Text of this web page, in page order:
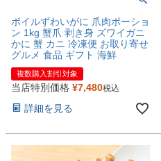
ボイルずわいがに 爪肉ポーショ
ン 1kg 蟹爪 剥き身 ズワイガニ
かに 蟹 カニ 冷凍便 お取り寄せ
グルメ 食品 ギフト 海鮮
複数購入割引対象
当店特別価格 ¥7,480税込
詳細を見る